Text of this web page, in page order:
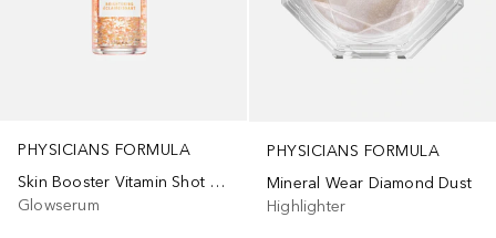
PHYSICIANS FORMULA
Skin Booster Vitamin Shot Brightening
Glowserum
PHYSICIANS FORMULA
Mineral Wear Diamond Dust
Highlighter